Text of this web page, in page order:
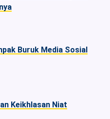
Buruk Media Sosial
Keikhlasan Niat